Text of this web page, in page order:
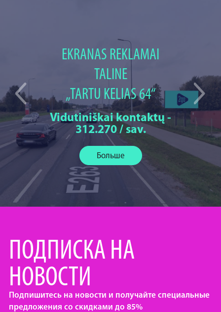
EKRANAS REKLAMAI
TALINE
„TARTU KELIAS 64“
Vidutiniškai kontaktų -
312.270 / sav.
Больше
ПОДПИСКА НА
НОВОСТИ
Подпишитесь на новости и получайте специальные
предложения со скидками до 85%